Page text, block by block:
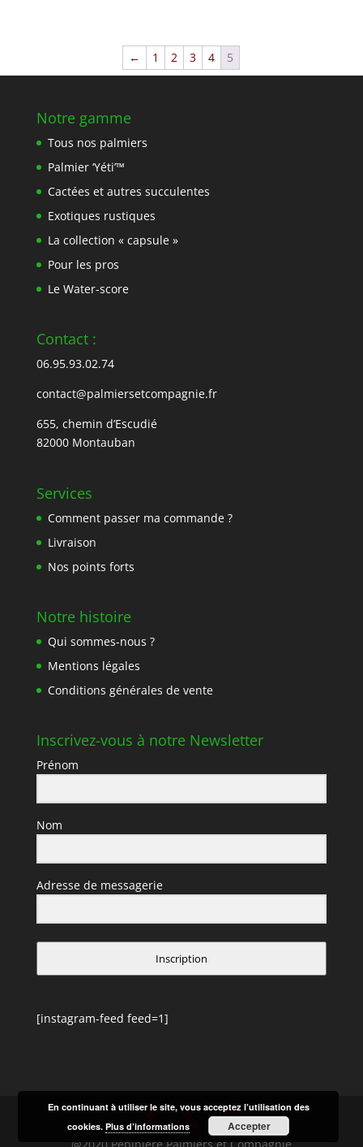
← 1 2 3 4 5
Notre gamme
Tous nos palmiers
Palmier ‘Yéti’™
Cactées et autres succulentes
Exotiques rustiques
La collection « capsule »
Pour les pros
Le Water-score
Contact :
06.95.93.02.74
contact@palmiersetcompagnie.fr
655, chemin d’Escudié
82000 Montauban
Services
Comment passer ma commande ?
Livraison
Nos points forts
Notre histoire
Qui sommes-nous ?
Mentions légales
Conditions générales de vente
Inscrivez-vous à notre Newsletter
Prénom
Nom
Adresse de messagerie
Inscription
[instagram-feed feed=1]
En continuant à utiliser le site, vous acceptez l’utilisation des
cookies.Plus d’informations Accepter